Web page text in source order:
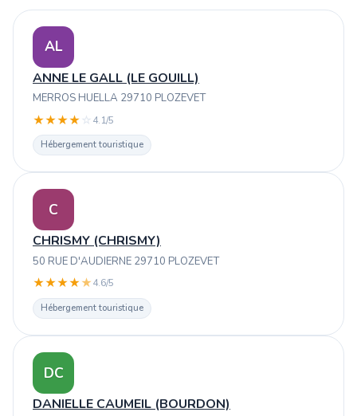
AL
ANNE LE GALL (LE GOUILL)
MERROS HUELLA 29710 PLOZEVET
★★★★ ☆ 4.1/5
Hébergement touristique
C
CHRISMY (CHRISMY)
50 RUE D'AUDIERNE 29710 PLOZEVET
★★★★★4.6/5
Hébergement touristique
DC
DANIELLE CAUMEIL (BOURDON)